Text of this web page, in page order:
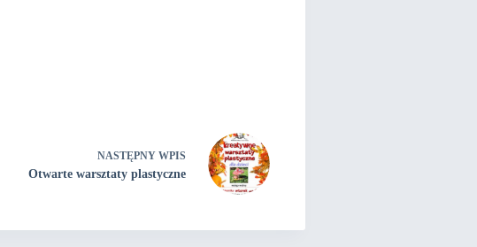
NASTĘPNY WPIS
Otwarte warsztaty plastyczne